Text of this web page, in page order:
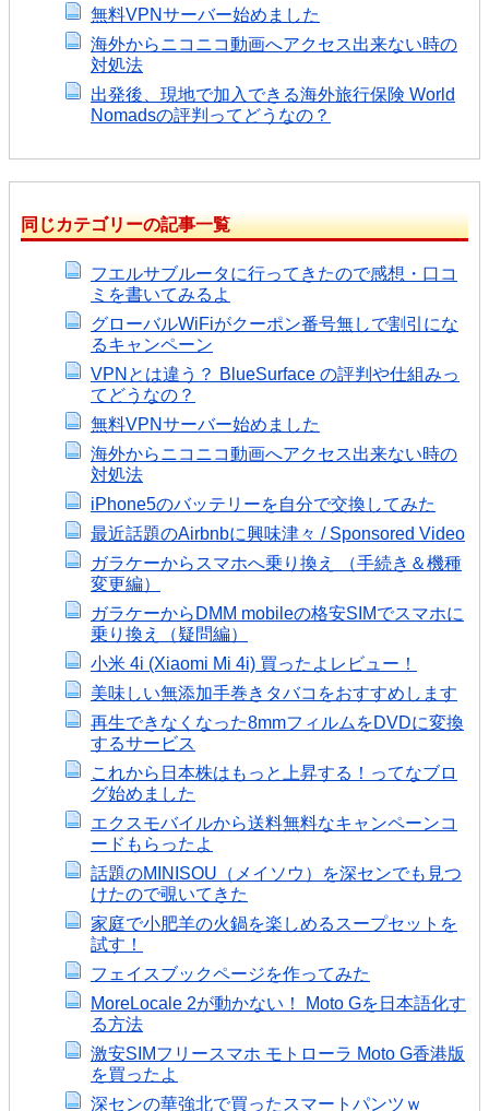
無料VPNサーバー始めました
海外からニコニコ動画へアクセス出来ない時の
対処法
出発後、現地で加入できる海外旅行保険 World
Nomadsの評判ってどうなの？
同じカテゴリーの記事一覧
フエルサブルータに行ってきたので感想・口コ
ミを書いてみるよ
グローバルWiFiがクーポン番号無しで割引にな
るキャンペーン
VPNとは違う？ BlueSurface の評判や仕組みっ
てどうなの？
無料VPNサーバー始めました
海外からニコニコ動画へアクセス出来ない時の
対処法
iPhone5のバッテリーを自分で交換してみた
最近話題のAirbnbに興味津々 / Sponsored Video
ガラケーからスマホへ乗り換え （手続き＆機種
変更編）
ガラケーからDMM mobileの格安SIMでスマホに
乗り換え（疑問編）
小米 4i (Xiaomi Mi 4i) 買ったよレビュー！
美味しい無添加手巻きタバコをおすすめします
再生できなくなった8mmフィルムをDVDに変換
するサービス
これから日本株はもっと上昇する！ってなブロ
グ始めました
エクスモバイルから送料無料なキャンペーンコ
ードもらったよ
話題のMINISOU（メイソウ）を深センでも見つ
けたので覗いてきた
家庭で小肥羊の火鍋を楽しめるスープセットを
試す！
フェイスブックページを作ってみた
MoreLocale 2が動かない！ Moto Gを日本語化す
る方法
激安SIMフリースマホ モトローラ Moto G香港版
を買ったよ
深センの華強北で買ったスマートパンツｗ